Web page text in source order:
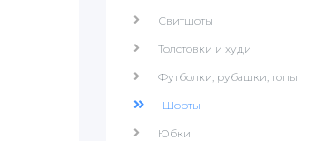
Свитшоты
Толстовки и худи
Футболки, рубашки, топы
Шорты
Юбки